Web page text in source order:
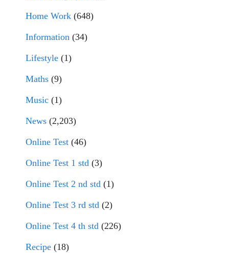
Home Work (648)
Information (34)
Lifestyle (1)
Maths (9)
Music (1)
News (2,203)
Online Test (46)
Online Test 1 std (3)
Online Test 2 nd std (1)
Online Test 3 rd std (2)
Online Test 4 th std (226)
Recipe (18)